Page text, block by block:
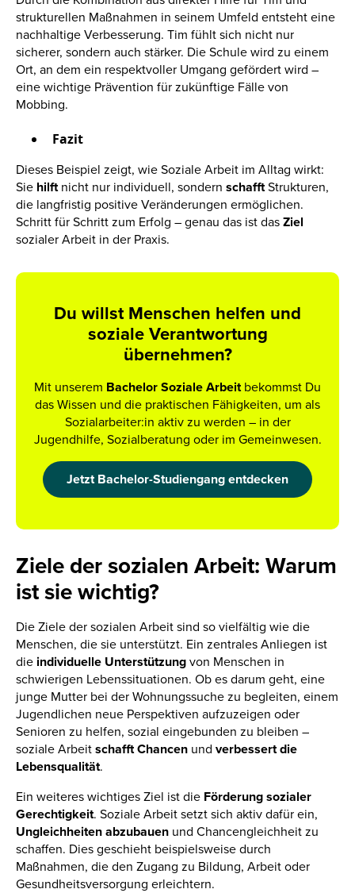
strukturellen Maßnahmen in seinem Umfeld entsteht eine
nachhaltige Verbesserung. Tim fühlt sich nicht nur
sicherer, sondern auch stärker. Die Schule wird zu einem
Ort, an dem ein respektvoller Umgang gefördert wird –
eine wichtige Prävention für zukünftige Fälle von
Mobbing.
Fazit
Dieses Beispiel zeigt, wie Soziale Arbeit im Alltag wirkt:
Sie hilftnicht nur individuell, sondern schafftStrukturen,
die langfristig positive Veränderungen ermöglichen.
Schritt für Schritt zum Erfolg – genau das ist das Ziel
sozialer Arbeit in der Praxis.
Du willst Menschen helfen und
soziale Verantwortung
übernehmen?
Mit unserem Bachelor Soziale Arbeitbekommst Du
das Wissen und die praktischen Fähigkeiten, um als
Sozialarbeiter:in aktiv zu werden – in der
Jugendhilfe, Sozialberatung oder im Gemeinwesen.
Jetzt Bachelor-Studiengang entdecken
Ziele der sozialen Arbeit: Warum
ist sie wichtig?
Die Ziele der sozialen Arbeit sind so vielfältig wie die
Menschen, die sie unterstützt. Ein zentrales Anliegen ist
die individuelle Unterstützung von Menschen in
schwierigen Lebenssituationen. Ob es darum geht, eine
junge Mutter bei der Wohnungssuche zu begleiten, einem
Jugendlichen neue Perspektiven aufzuzeigen oder
Senioren zu helfen, sozial eingebunden zu bleiben –
soziale Arbeit schafft Chancen und verbessert die
Lebensqualität.
Ein weiteres wichtiges Ziel ist die Förderung sozialer
Gerechtigkeit. Soziale Arbeit setzt sich aktiv dafür ein,
Ungleichheiten abzubauen und Chancengleichheit zu
schaffen. Dies geschieht beispielsweise durch
Maßnahmen, die den Zugang zu Bildung, Arbeit oder
Gesundheitsversorgung erleichtern.